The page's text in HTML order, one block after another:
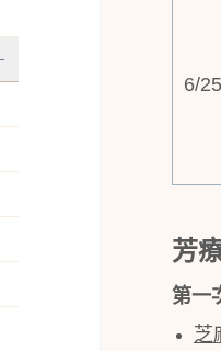
6/25
芳
第一
芝